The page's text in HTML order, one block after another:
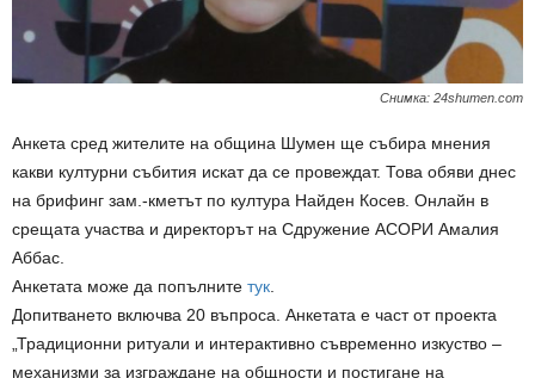
Снимка: 24shumen.com
Анкета сред жителите на община Шумен ще събира мнения
какви културни събития искат да се провеждат. Това обяви днес
на брифинг зам.-кметът по култура Найден Косев. Онлайн в
срещата участва и директорът на Сдружение АСОРИ Амалия
Аббас.
Анкетата може да попълните тук
Допитването включва 20 въпроса. Анкетата е част от проекта
„Традиционни ритуали и интерактивно съвременно изкуство –
механизми за изграждане на общности и постигане на